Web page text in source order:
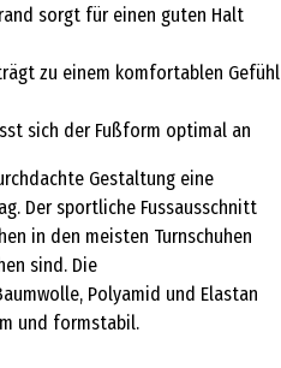
sorgt für einen guten Halt
zu einem komfortablen Gefühl
sich der Fußform optimal an
Gestaltung eine
Der sportliche Fussausschnitt
in den meisten Turnschuhen
sind. Die
Polyamid und Elastan
und formstabil.